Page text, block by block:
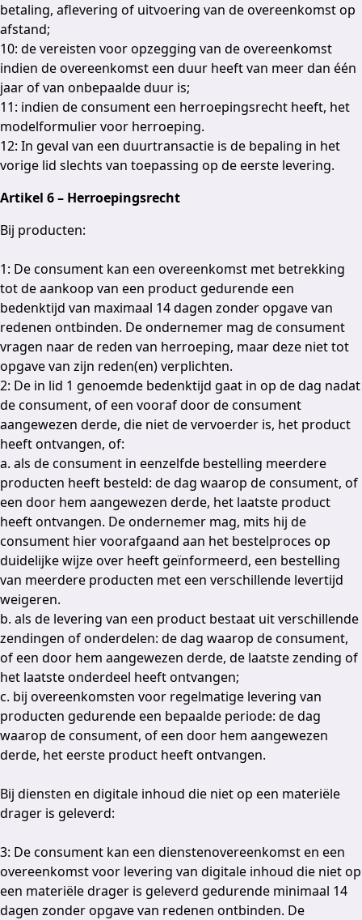
betaling, aflevering of uitvoering van de overeenkomst op
afstand;
10: de vereisten voor opzegging van de overeenkomst
indien de overeenkomst een duur heeft van meer dan één
jaar of van onbepaalde duur is;
11: indien de consument een herroepingsrecht heeft, het
modelformulier voor herroeping.
12: In geval van een duurtransactie is de bepaling in het
vorige lid slechts van toepassing op de eerste levering.
Artikel 6 – Herroepingsrecht
Bij producten:
1: De consument kan een overeenkomst met betrekking
tot de aankoop van een product gedurende een
bedenktijd van maximaal 14 dagen zonder opgave van
redenen ontbinden. De ondernemer mag de consument
vragen naar de reden van herroeping, maar deze niet tot
opgave van zijn reden(en) verplichten.
2: De in lid 1 genoemde bedenktijd gaat in op de dag nadat
de consument, of een vooraf door de consument
aangewezen derde, die niet de vervoerder is, het product
heeft ontvangen, of:
a. als de consument in eenzelfde bestelling meerdere
producten heeft besteld: de dag waarop de consument, of
een door hem aangewezen derde, het laatste product
heeft ontvangen. De ondernemer mag, mits hij de
consument hier voorafgaand aan het bestelproces op
duidelijke wijze over heeft geïnformeerd, een bestelling
van meerdere producten met een verschillende levertijd
weigeren.
b. als de levering van een product bestaat uit verschillende
zendingen of onderdelen: de dag waarop de consument,
of een door hem aangewezen derde, de laatste zending of
het laatste onderdeel heeft ontvangen;
c. bij overeenkomsten voor regelmatige levering van
producten gedurende een bepaalde periode: de dag
waarop de consument, of een door hem aangewezen
derde, het eerste product heeft ontvangen.
Bij diensten en digitale inhoud die niet op een materiële
drager is geleverd:
3: De consument kan een dienstenovereenkomst en een
overeenkomst voor levering van digitale inhoud die niet op
een materiële drager is geleverd gedurende minimaal 14
dagen zonder opgave van redenen ontbinden. De